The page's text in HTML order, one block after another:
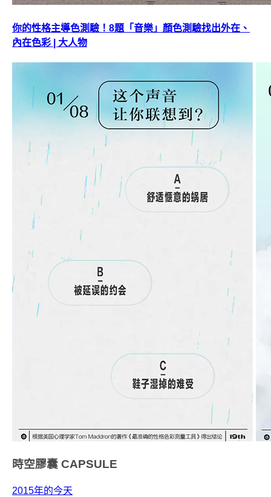
你的性格主導色測驗！8題「音樂」顏色測驗找出外在、
內在色彩 | 大人物
時空膠囊 CAPSULE
2015年的今天